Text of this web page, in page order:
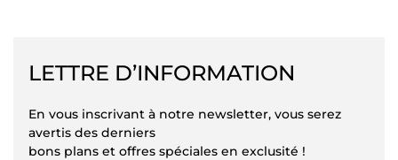
LETTRE D’INFORMATION
En vous inscrivant à notre newsletter, vous serez
avertis des derniers
bons plans et offres spéciales en exclusité !